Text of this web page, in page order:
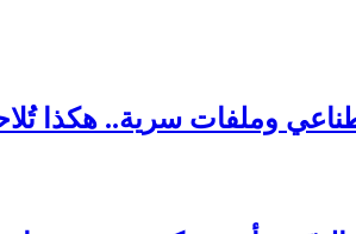
وملفات سرية.. هكذا